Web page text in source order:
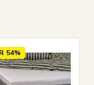
54%